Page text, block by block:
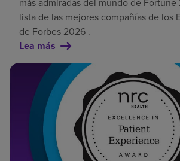
más admiradas del mundo de
lista de las mejores compañías de los
de Forbes 2026 .
Lea más